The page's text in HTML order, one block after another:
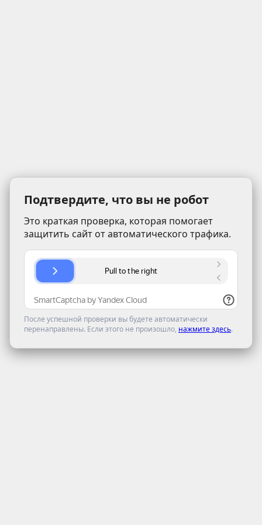
Подтвердите, что вы не робот
Это краткая проверка, которая помогает
защитить сайт от автоматического трафика.
После успешной проверки вы будете автоматически
перенаправлены. Если этого не произошло, нажмите здесь.